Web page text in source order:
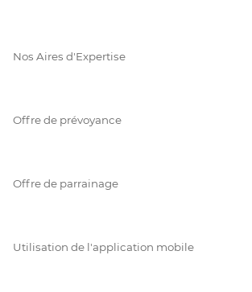
Nos Aires d'Expertise
Offre de prévoyance
Offre de parrainage
Utilisation de l'application mobile